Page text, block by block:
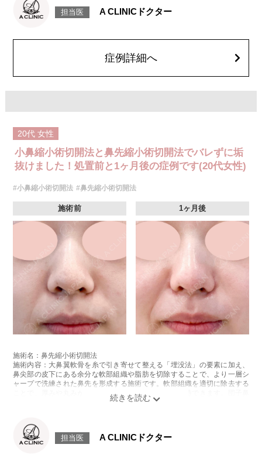
施術時間：約30分程
抜糸：5～7日後に抜糸にご来院して頂きます。
痕、創部陥凹などが生じることがございます。
費用：327,800円(税込)〜492,800円(税込)
オプション：笑気麻酔 3,300円(税込)
担当医 A CLINICドクター
症例詳細へ
20代 女性
小鼻縮小術切開法と鼻先縮小術切開法でバレずに垢
抜けました！処置前と1ヶ月後の症例です(20代女性)
#小鼻縮小術切開法 #鼻先縮小術切開法
施術前 1ヶ月後
施術名：鼻先縮小術切開法
施術内容：大鼻翼軟骨を糸で引き寄せて整える「埋没法」の要素に加え、
鼻尖部の皮下にある余分な軟部組織や脂肪を切除することで、より一層シ
ャープで洗練された鼻先を形成する施術です。軟部組織を適切に除去する
ことで、厚みや丸みが気になる鼻先にも高い効果が期待できます。団子鼻
を改善したい方や、明確な変化を求める方に適した施術です。
矯正（締めすぎ）などの症状が一時的に生じる可能性があります。また、
稀にアレルギー反応、細菌感染、創部の離開、左右差、後戻り、瘢痕の残
担当医 A CLINICドクター